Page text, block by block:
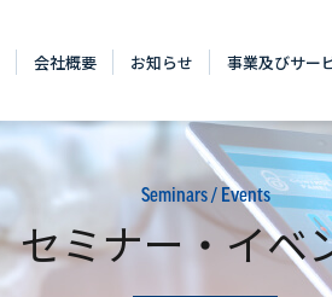
会社概要 お知らせ 事業及びサー
Seminars / Events
セミナー・イベ